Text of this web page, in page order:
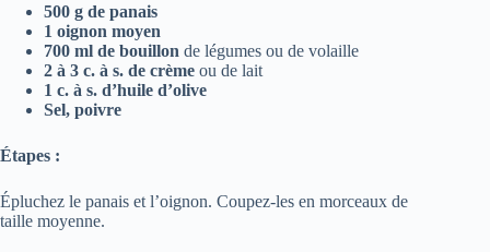
500 g de panais
1 oignon moyen
700 ml de bouillon de légumes ou de volaille
2 à 3 c. à s. de crème ou de lait
1 c. à s. d’huile d’olive
Sel, poivre
Étapes :
Épluchez le panais et l’oignon. Coupez-les en morceaux de
taille moyenne.